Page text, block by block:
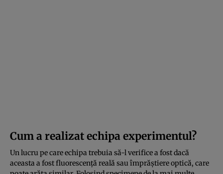
Cum a realizat echipa experimentul?
Un lucru pe care echipa trebuia să-l verifice a fost dacă
aceasta a fost fluorescență reală sau împrăștiere optică, care